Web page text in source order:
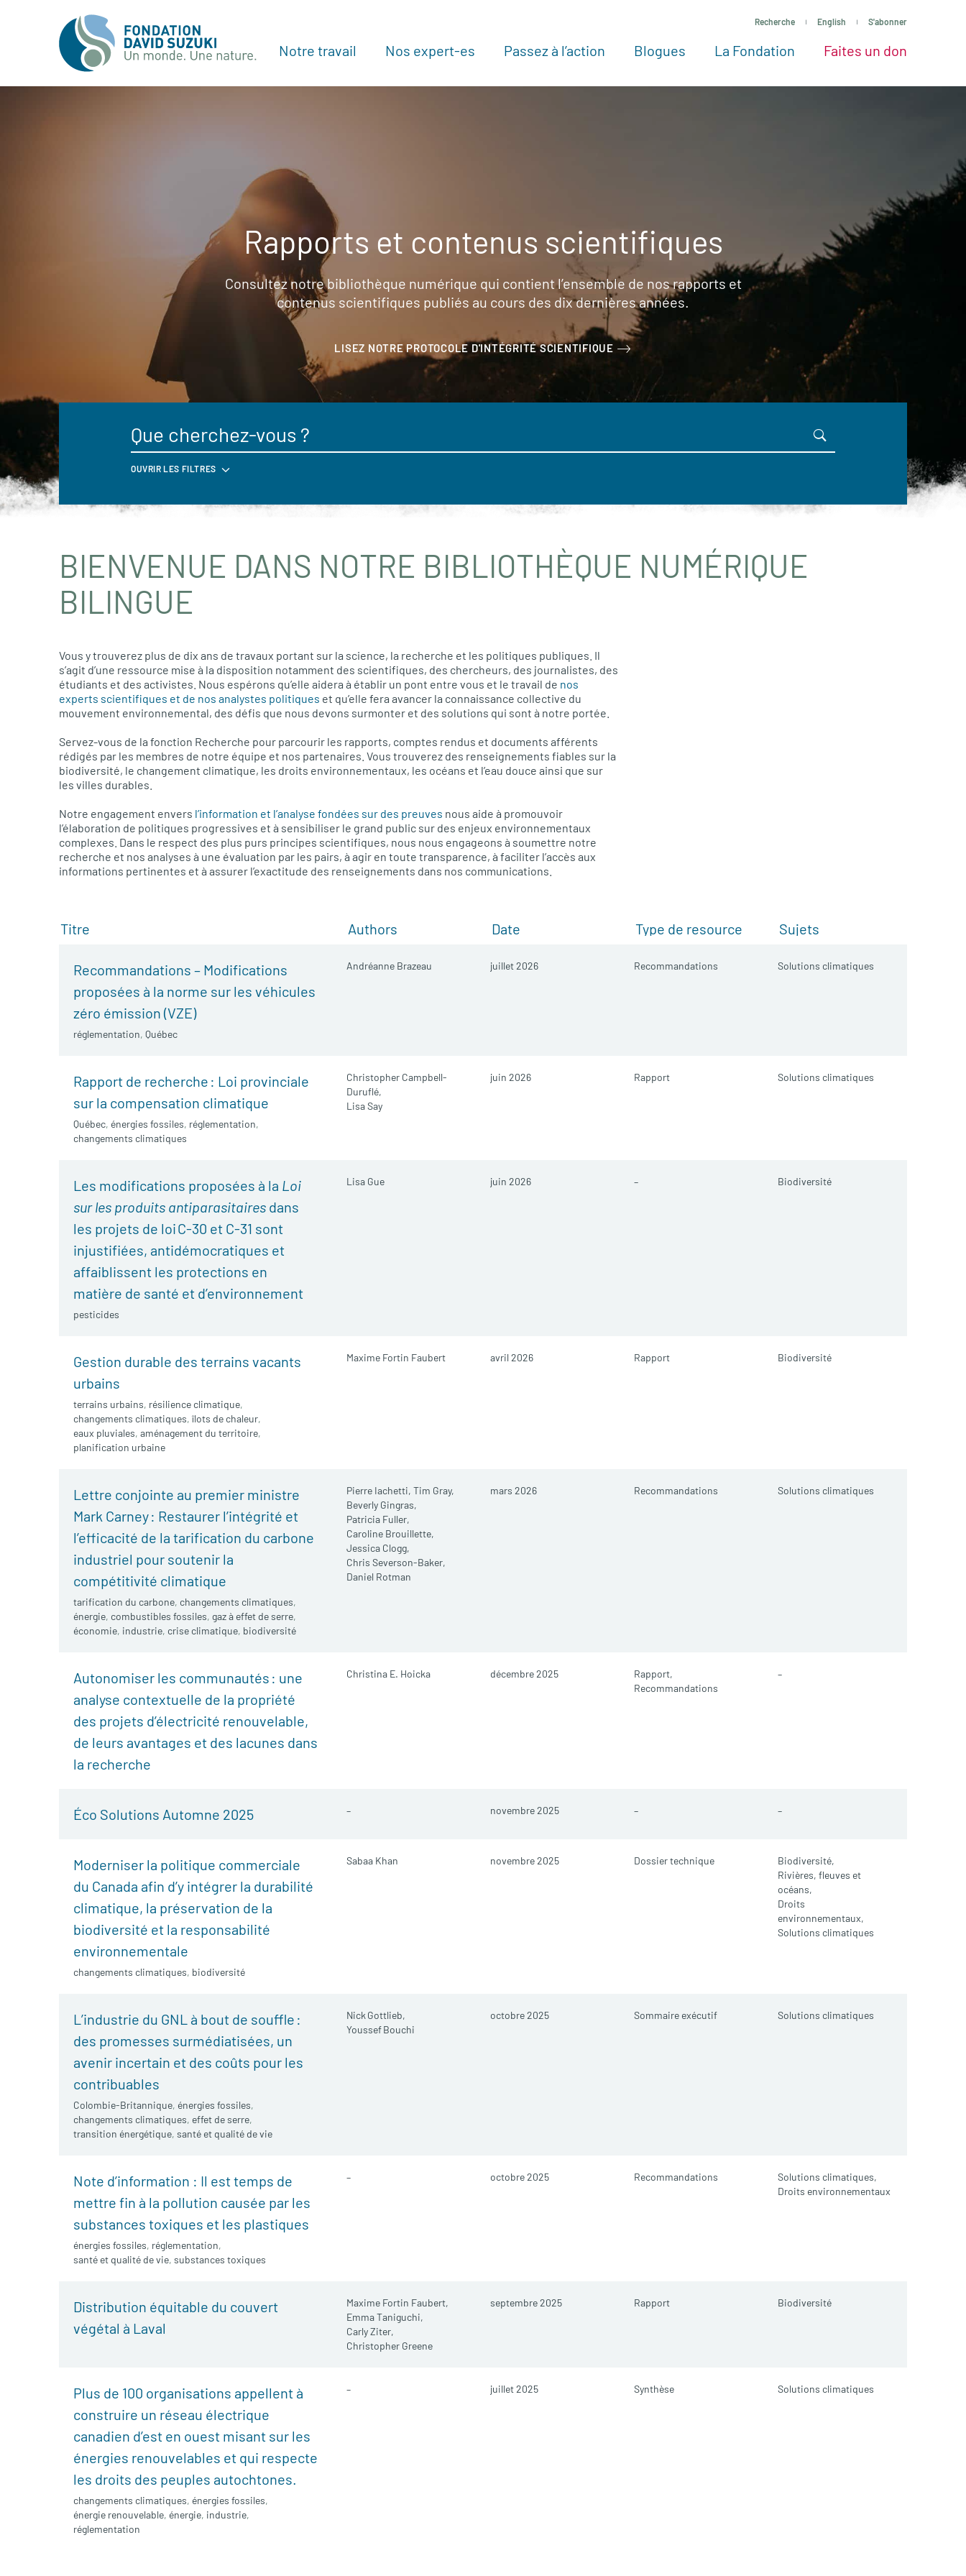
Recherche English S'abonner
Notre travail Voir tous les projets
Nos expert-es Nos Experts
Passez à l’action Passez à l’action
Blogues La FondationLa Fondation
Faites un don
Autres façons de faire un don
Rapports et contenus scientifiques
Consultez notre bibliothèque numérique qui contient l’ensemble de nos rapports et
contenus scientifiques publiés au cours des dix dernières années.
LISEZ NOTRE PROTOCOLE D'INTÉGRITÉ SCIENTIFIQUE
OUVRIR LES FILTRES
BIENVENUE DANS NOTRE BIBLIOTHÈQUE NUMÉRIQUE
BILINGUE
Vous y trouverez plus de dix ans de travaux portant sur la science, la recherche et les politiques publiques. Il
s’agit d’une ressource mise à la disposition notamment des scientifiques, des chercheurs, des journalistes, des
étudiants et des activistes. Nous espérons qu’elle aidera à établir un pont entre vous et le travail de nos
experts scientifiques et de nos analystes politiques et qu’elle fera avancer la connaissance collective du
mouvement environnemental, des défis que nous devons surmonter et des solutions qui sont à notre portée.
Servez-vous de la fonction Recherche pour parcourir les rapports, comptes rendus et documents afférents
rédigés par les membres de notre équipe et nos partenaires. Vous trouverez des renseignements fiables sur la
biodiversité, le changement climatique, les droits environnementaux, les océans et l’eau douce ainsi que sur
les villes durables.
Notre engagement envers l’information et l’analyse fondées sur des preuves nous aide à promouvoir
l’élaboration de politiques progressives et à sensibiliser le grand public sur des enjeux environnementaux
complexes. Dans le respect des plus purs principes scientifiques, nous nous engageons à soumettre notre
recherche et nos analyses à une évaluation par les pairs, à agir en toute transparence, à faciliter l’accès aux
informations pertinentes et à assurer l’exactitude des renseignements dans nos communications.
Titre Authors Date Type de resource Sujets
Recommandations – Modifications
proposées à la norme sur les véhicules
zéro émission (VZE)
réglementation, Québec
Andréanne Brazeau juillet 2026 Recommandations Solutions climatiques
Rapport de recherche : Loi provinciale
sur la compensation climatique
Québec, énergies fossiles, réglementation,
changements climatiques
Christopher Campbell-
Duruflé,
Lisa Say
juin 2026 Rapport Solutions climatiques
Les modifications proposées à la Loi
sur les produits antiparasitaires dans
les projets de loi C-30 et C-31 sont
injustifiées, antidémocratiques et
affaiblissent les protections en
matière de santé et d’environnement
pesticides
Lisa Gue juin 2026 – Biodiversité
Gestion durable des terrains vacants
urbains
terrains urbains, résilience climatique,
changements climatiques, îlots de chaleur,
eaux pluviales, aménagement du territoire,
planification urbaine
Maxime Fortin Faubert avril 2026 Rapport Biodiversité
Lettre conjointe au premier ministre
Mark Carney : Restaurer l’intégrité et
l’efficacité de la tarification du carbone
industriel pour soutenir la
compétitivité climatique
tarification du carbone, changements climatiques,
énergie, combustibles fossiles, gaz à effet de serre,
économie, industrie, crise climatique, biodiversité
Pierre Iachetti, Tim Gray,
Beverly Gingras,
Patricia Fuller,
Caroline Brouillette,
Jessica Clogg,
Chris Severson-Baker,
Daniel Rotman
mars 2026 Recommandations Solutions climatiques
Autonomiser les communautés : une
analyse contextuelle de la propriété
des projets d’électricité renouvelable,
de leurs avantages et des lacunes dans
la recherche
Christina E. Hoicka décembre 2025
Rapport,
Recommandations
–
Éco Solutions Automne 2025 – novembre 2025 – –
Moderniser la politique commerciale
du Canada afin d’y intégrer la durabilité
climatique, la préservation de la
biodiversité et la responsabilité
environnementale
changements climatiques, biodiversité
Sabaa Khan novembre 2025 Dossier technique
Biodiversité,
Rivières, fleuves et
océans,
Droits
environnementaux,
Solutions climatiques
L’industrie du GNL à bout de souffle :
des promesses surmédiatisées, un
avenir incertain et des coûts pour les
contribuables
Colombie-Britannique, énergies fossiles,
changements climatiques, effet de serre,
transition énergétique, santé et qualité de vie
Nick Gottlieb,
Youssef Bouchi
octobre 2025 Sommaire exécutif Solutions climatiques
Note d’information : Il est temps de
mettre fin à la pollution causée par les
substances toxiques et les plastiques
énergies fossiles, réglementation,
santé et qualité de vie, substances toxiques
– octobre 2025 Recommandations
Solutions climatiques,
Droits environnementaux
Distribution équitable du couvert
végétal à Laval
Maxime Fortin Faubert,
Emma Taniguchi,
Carly Ziter,
Christopher Greene
septembre 2025 Rapport Biodiversité
Plus de 100 organisations appellent à
construire un réseau électrique
canadien d’est en ouest misant sur les
énergies renouvelables et qui respecte
les droits des peuples autochtones.
changements climatiques, énergies fossiles,
énergie renouvelable, énergie, industrie,
réglementation
– juillet 2025 Synthèse Solutions climatiques